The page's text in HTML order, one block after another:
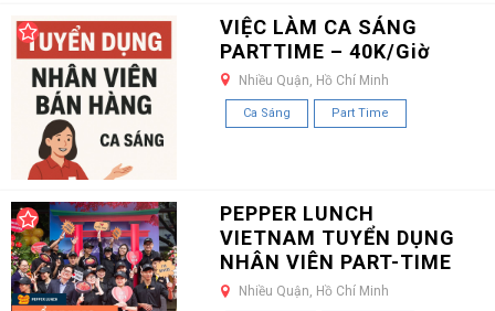
VIỆC LÀM CA SÁNG
PARTTIME – 40K/Giờ
Nhiều Quận, Hồ Chí Minh
Ca Sáng Part Time
PEPPER LUNCH
VIETNAM TUYỂN DỤNG
NHÂN VIÊN PART-TIME
Nhiều Quận, Hồ Chí Minh